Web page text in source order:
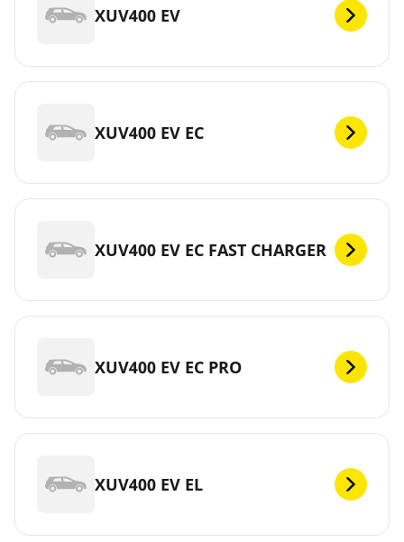
XUV400 EV
XUV400 EV EC
XUV400 EV EC FAST CHARGER
XUV400 EV EC PRO
XUV400 EV EL